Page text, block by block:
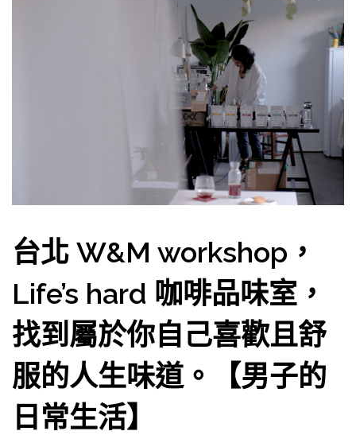
台北 W&M workshop，
Life’s hard 咖啡品味室，
找到屬於你自己喜歡且舒
服的人生味道。【男子的
日常生活】